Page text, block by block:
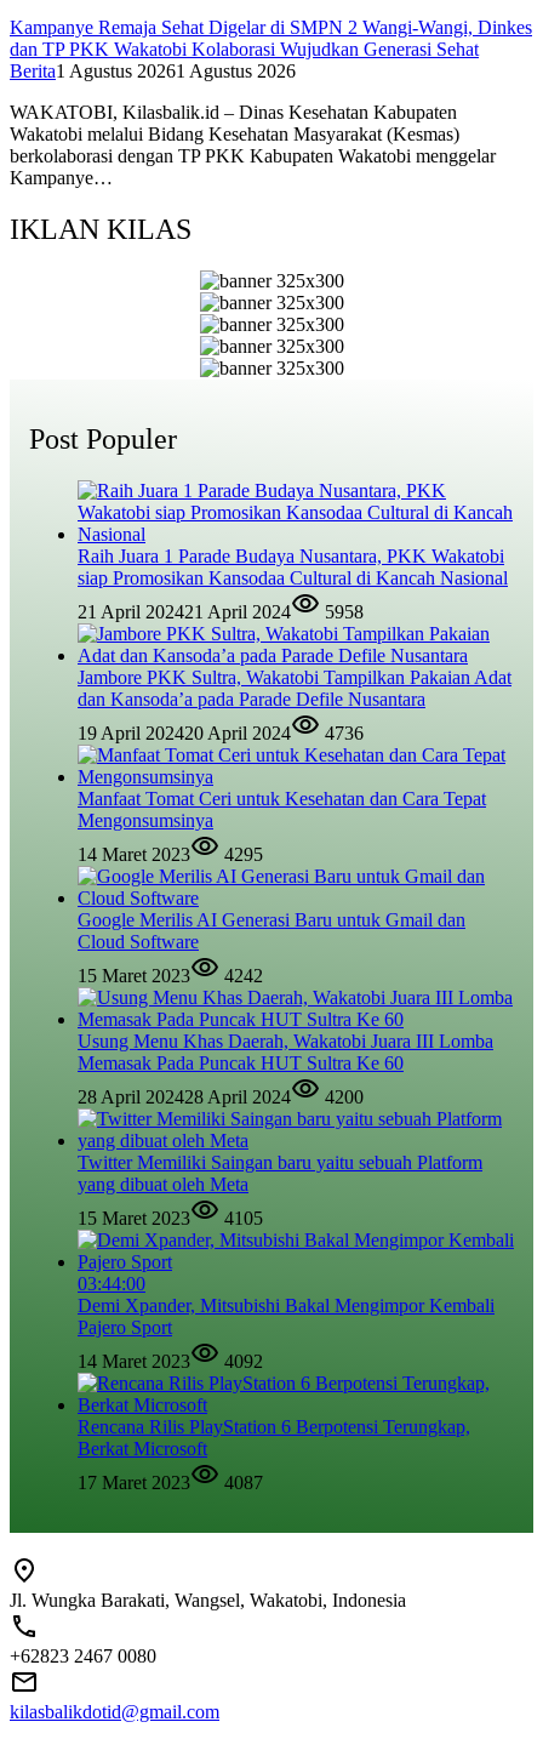
Kampanye Remaja Sehat Digelar di SMPN 2 Wangi-Wangi, Dinkes
dan TP PKK Wakatobi Kolaborasi Wujudkan Generasi Sehat
Berita1 Agustus 20261 Agustus 2026
WAKATOBI, Kilasbalik.id – Dinas Kesehatan Kabupaten
Wakatobi melalui Bidang Kesehatan Masyarakat (Kesmas)
berkolaborasi dengan TP PKK Kabupaten Wakatobi menggelar
Kampanye…
IKLAN KILAS
Post Populer
Raih Juara 1 Parade Budaya Nusantara, PKK Wakatobi
siap Promosikan Kansodaa Cultural di Kancah Nasional
21 April 202421 April 2024 5958
Jambore PKK Sultra, Wakatobi Tampilkan Pakaian Adat
dan Kansoda’a pada Parade Defile Nusantara
19 April 202420 April 2024 4736
Manfaat Tomat Ceri untuk Kesehatan dan Cara Tepat
Mengonsumsinya
14 Maret 2023
4295
Google Merilis AI Generasi Baru untuk Gmail dan
Cloud Software
15 Maret 2023
4242
Usung Menu Khas Daerah, Wakatobi Juara III Lomba
Memasak Pada Puncak HUT Sultra Ke 60
28 April 202428 April 2024 4200
Twitter Memiliki Saingan baru yaitu sebuah Platform
yang dibuat oleh Meta
15 Maret 2023
4105
03:44:00
Demi Xpander, Mitsubishi Bakal Mengimpor Kembali
Pajero Sport
14 Maret 2023
4092
Rencana Rilis PlayStation 6 Berpotensi Terungkap,
Berkat Microsoft
17 Maret 2023
4087
Jl. Wungka Barakati, Wangsel, Wakatobi, Indonesia
+62823 2467 0080
kilasbalikdotid@gmail.com